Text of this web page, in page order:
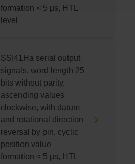
formation < 5 µs, HTL
level
SSI41Ha serial output
signals, word length 25
bits without parity,
ascending values
clockwise, with datum
and rotational direction
reversal by pin, cyclic
position value
formation < 5 µs, HTL